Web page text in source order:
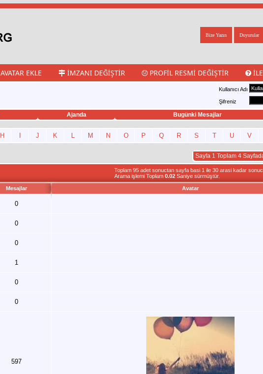
Duyurular
Bize Yazın
AVATAR EKLE İMZANI DEĞIŞTIR PROFIL RESMI DEĞIŞTIR
Kullanıcı Adı
Şifreniz
Ajanda Bugünki Mesajlar
H J K L M N O P Q R S T U V
Sayfa 1 Toplam 4
Toplam 95 adet sonuctan sayfa basi 1 ile 30 arasi kadar
Arama işlemi Toplam 0.02 Saniye sürmüştür.
Mesajlar Avatar
0
0
0
1
0
0
597